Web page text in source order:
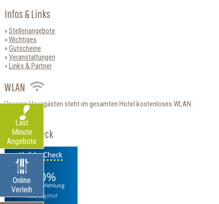
Infos & Links
Stellenangebote
Wichtiges
Gutscheine
Veranstaltungen
Links & Partner
WLAN
Unseren Hausgästen steht im gesamten Hotel kostenloses WLAN
zur Verfügung.
HolidayCheck
100%
Weiterempfehlung
Hotel Jagdhof
Online
Verleih
Last
Minute
Angebote